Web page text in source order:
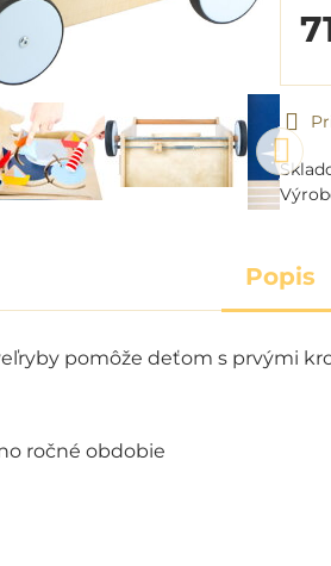
Popis
pomôže deťom s prvými
ročné obdobie